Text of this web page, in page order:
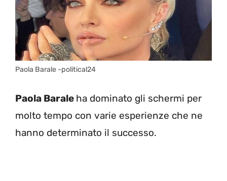
Paola Barale -political24
Paola Barale ha dominato gli schermi per
molto tempo con varie esperienze che ne
hanno determinato il successo.